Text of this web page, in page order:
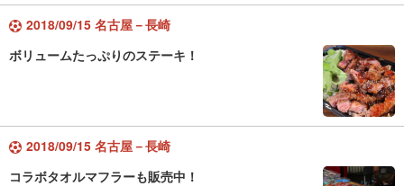
2018/09/15 名古屋－長崎
ボリュームたっぷりのステーキ！
2018/09/15 名古屋－長崎
コラボタオルマフラーも販売中！